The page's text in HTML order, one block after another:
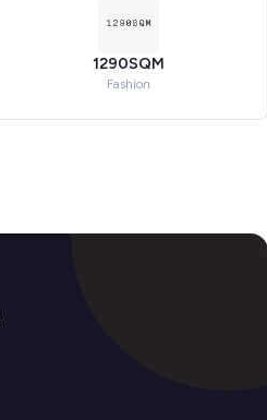
1290SQM
Fashion